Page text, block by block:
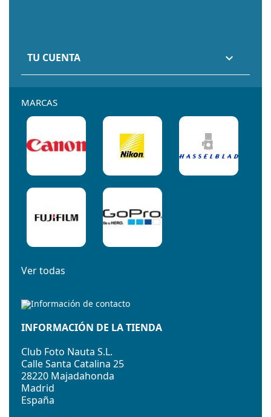
TU CUENTA 
MARCAS
Ver todas
INFORMACIÓN DE LA TIENDA
Club Foto Nauta S.L.
Calle Santa Catalina 25
28220 Majadahonda
Madrid
España